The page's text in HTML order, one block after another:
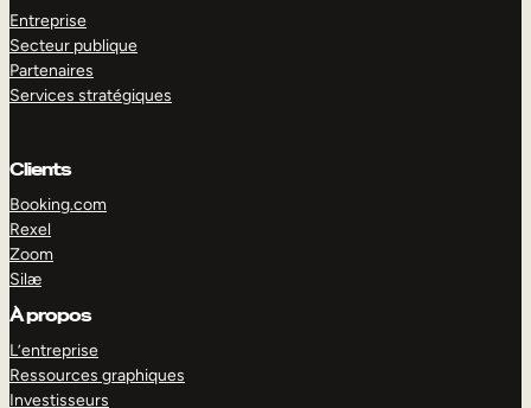
Entreprise
Secteur publique
Partenaires
Services stratégiques
Clients
Booking.com
Rexel
Zoom
Silæ
À propos
L’entreprise
Ressources graphiques
Investisseurs